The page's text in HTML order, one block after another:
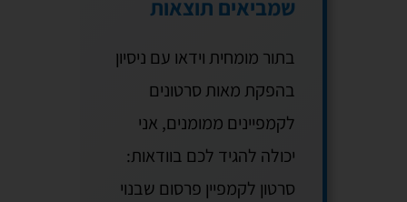
שמביאים תוצאות
בתור מומחית וידאו עם ניסיון
בהפקת מאות סרטונים
לקמפיינים ממומנים, אני
יכולה להגיד לכם בוודאות:
סרטון לקמפיין פרסום שבנוי